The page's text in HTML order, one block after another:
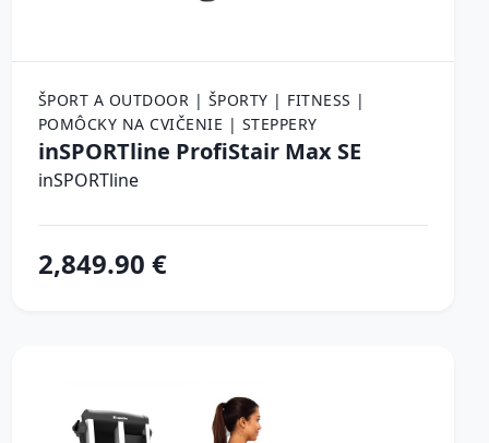
ŠPORT A OUTDOOR | ŠPORTY | FITNESS |
POMÔCKY NA CVIČENIE | STEPPERY
inSPORTline ProfiStair Max SE
inSPORTline
2,849.90 €